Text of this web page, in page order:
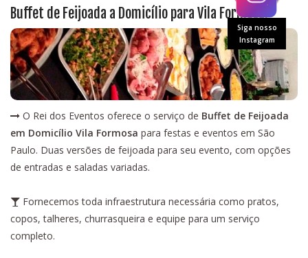
Siga nosso
Instagram
Buffet de Feijoada a Domicílio para Vila Formosa.
O Rei dos Eventos oferece o serviço de Buffet de Feijoada
em Domicílio Vila Formosa para festas e eventos em São
Paulo. Duas versões de feijoada para seu evento, com opções
de entradas e saladas variadas.
Fornecemos toda infraestrutura necessária como pratos,
copos, talheres, churrasqueira e equipe para um serviço
completo.